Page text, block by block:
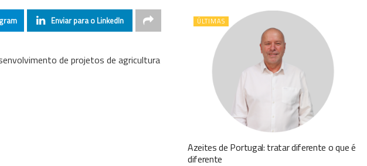
Enviar para o LinkedIn
de projetos de agricultura
ÚLTIMAS
Azeites de Portugal: tratar diferente o que é
diferente